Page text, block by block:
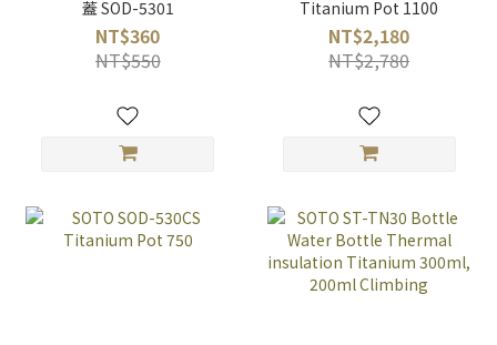
蓋 SOD-5301
NT$360
NT$550
Titanium Pot 1100
NT$2,180
NT$2,780